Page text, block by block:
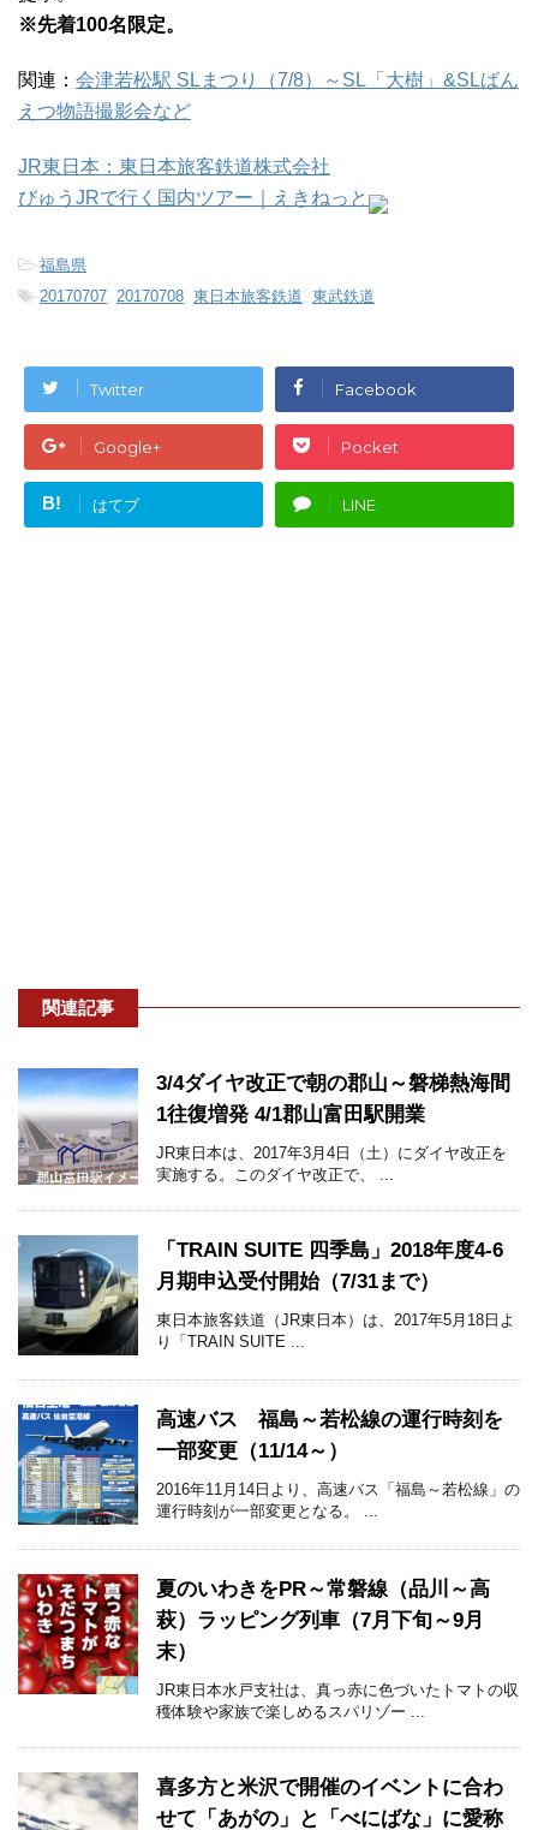
※先着100名限定。
関連： 会津若松駅 SLまつり（7/8）～SL「大樹」&SLばん
えつ物語撮影会など
JR東日本：東日本旅客鉄道株式会社
びゅうJRで行く国内ツアー｜えきねっと
-福島県
-20170707, 20170708, 東日本旅客鉄道, 東武鉄道
Twitter Facebook
Google+ Pocket
B! はてブ LINE
関連記事
3/4ダイヤ改正で朝の郡山～磐梯熱海間
1往復増発 4/1郡山富田駅開業
JR東日本は、2017年3月4日（土）にダイヤ改正を
実施する。このダイヤ改正で、 ...
「TRAIN SUITE 四季島」2018年度4-6
月期申込受付開始（7/31まで）
東日本旅客鉄道（JR東日本）は、2017年5月18日よ
り「TRAIN SUITE ...
高速バス 福島～若松線の運行時刻を
一部変更（11/14～）
2016年11月14日より、高速バス「福島～若松線」の
運行時刻が一部変更となる。 ...
夏のいわきをPR～常磐線（品川～高
萩）ラッピング列車（7月下旬～9月
末）
JR東日本水戸支社は、真っ赤に色づいたトマトの収
穫体験や家族で楽しめるスパリゾー ...
喜多方と米沢で開催のイベントに合わ
せて「あがの」と「べにばな」に愛称